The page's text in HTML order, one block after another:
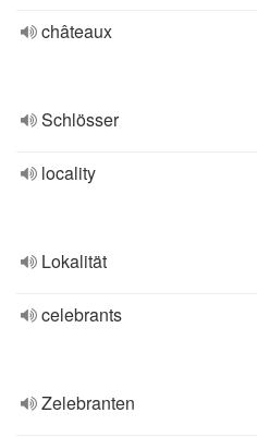
châteaux
Schlösser
locality
Lokalität
celebrants
Zelebranten